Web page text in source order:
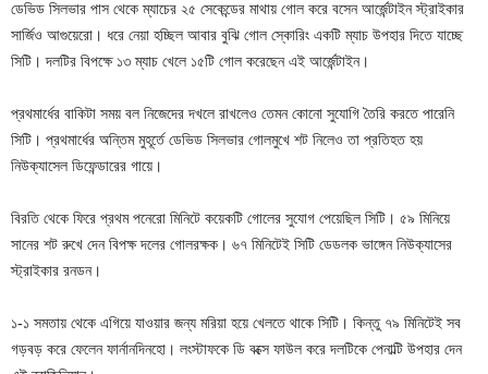
ডেভিড সিলভার পাস থেকে ম্যাচের ২৫ সেকেন্ডের মাথায় গোল করে বসেন আর্জেন্টাইন স্ট্রাইকার
সার্জিও আগুয়েরো। ধরে নেয়া হচ্ছিল আবার বুঝি গোল স্কোরিং একটি ম্যাচ উপহার দিতে যাচ্ছে
সিটি। দলটির বিপক্ষে ১৩ ম্যাচ খেলে ১৫টি গোল করেছেন এই আর্জেন্টাইন।
প্রথমার্ধের বাকিটা সময় বল নিজেদের দখলে রাখলেও তেমন কোনো সুযোগি তৈরি করতে পারেনি
সিটি। প্রথমার্ধের অন্তিম মুহূর্তে ডেভিড সিলভার গোলমুখে শট নিলেও তা প্রতিহত হয়
নিউক্যাসেল ডিফেন্ডারের গায়ে।
বিরতি থেকে ফিরে প্রথম পনেরো মিনিটে কয়েকটি গোলের সুযোগ পেয়েছিল সিটি। ৫৯ মিনিয়ে
সানের শট রুখে দেন বিপক্ষ দলের গোলরক্ষক। ৬৭ মিনিটেই সিটি ডেডলক ভাঙ্গেন নিউক্যাসের
স্ট্রাইকার রনডন।
১-১ সমতায় থেকে এগিয়ে যাওয়ার জন্য মরিয়া হয়ে খেলতে থাকে সিটি। কিন্তু ৭৯ মিনিটেই সব
গড়বড় করে ফেলেন ফার্নানদিনহো। লংস্টাফকে ডি বক্সে ফাউল করে দলটিকে পেনাল্টি উপহার দেন